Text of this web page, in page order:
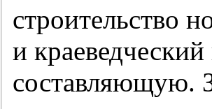
строительство
и
составляющую.